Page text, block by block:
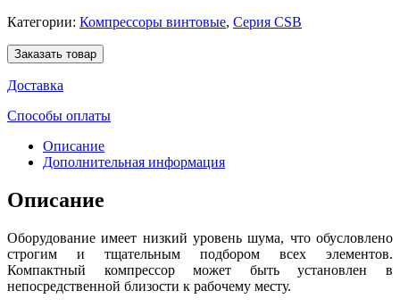
Категории: Компрессоры винтовые, Серия CSB
Заказать товар
Доставка
Способы оплаты
Описание
Дополнительная информация
Описание
Оборудование имеет низкий уровень шума, что обусловлено
строгим и тщательным подбором всех элементов.
Компактный компрессор может быть установлен в
непосредственной близости к рабочему месту.